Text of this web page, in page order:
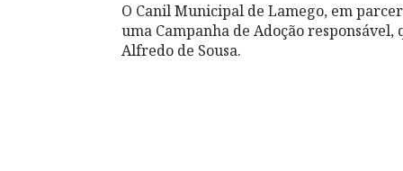
O Canil Municipal de Lamego, em
uma Campanha de Adoção
Alfredo de Sousa.